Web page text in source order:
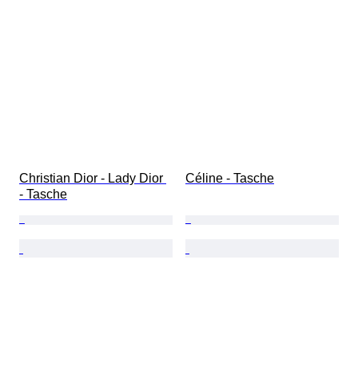
Christian Dior - Lady Dior
- Tasche
Céline - Tasche